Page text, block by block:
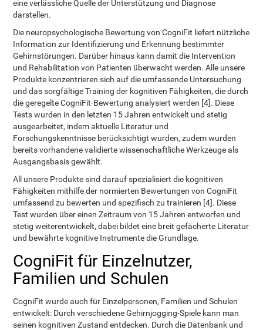
eine verlässliche Quelle der Unterstützung und Diagnose
darstellen.
Die neuropsychologische Bewertung von CogniFit liefert nützliche
Information zur Identifizierung und Erkennung bestimmter
Gehirnstörungen. Darüber hinaus kann damit die Intervention
und Rehabilitation von Patienten überwacht werden. Alle unsere
Produkte konzentrieren sich auf die umfassende Untersuchung
und das sorgfältige Training der kognitiven Fähigkeiten, die durch
die geregelte CogniFit-Bewertung analysiert werden [4]. Diese
Tests wurden in den letzten 15 Jahren entwickelt und stetig
ausgearbeitet, indem aktuelle Literatur und
Forschungskenntnisse berücksichtigt wurden, zudem wurden
bereits vorhandene validierte wissenschaftliche Werkzeuge als
Ausgangsbasis gewählt.
All unsere Produkte sind darauf spezialisiert die kognitiven
Fähigkeiten mithilfe der normierten Bewertungen von CogniFit
umfassend zu bewerten und spezifisch zu trainieren [4]. Diese
Test wurden über einen Zeitraum von 15 Jahren entworfen und
stetig weiterentwickelt, dabei bildet eine breit gefächerte Literatur
und bewährte kognitive Instrumente die Grundlage.
CogniFit für Einzelnutzer,
Familien und Schulen
CogniFit wurde auch für Einzelpersonen, Familien und Schulen
entwickelt: Durch verschiedene Gehirnjogging-Spiele kann man
seinen kognitiven Zustand entdecken. Durch die Datenbank und